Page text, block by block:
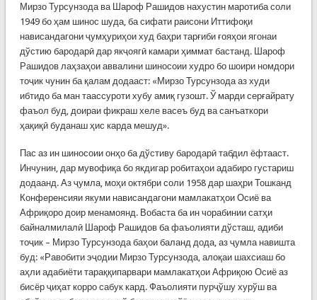
Мирзо Турсунзода ва Шароф Рашидов нахустин маротиба соли
1949 бо ҳам шинос шуда, ба сифати раисони Иттифоқи
нависандагони ҷумҳуриҳои худ баҳри тарғиби ғояҳои ягонаи
дўстию бародарӣ дар якҷоягӣ камари ҳиммат бастанд. Шароф
Рашидов лаҳзаҳои аввалини шиносоии худро бо шоири номдори
тоҷик чунин ба қалам додааст: «Мирзо Турсунзода аз худи
ибтидо ба ман таассуроти хубу амиқ гузошт. Ў марди серғайрату
фаъол буд, доираи фикраш хеле васеъ буд ва санъаткори
ҳақиқӣ буданаш ҳис карда мешуд».
Пас аз ин шиносоии онҳо ба дўстиву бародарӣ табдил ёфтааст.
Инчунин, дар мувофиқа бо якдигар робитаҳои адабиро густариш
додаанд. Аз ҷумла, моҳи октябри соли 1958 дар шаҳри Тошканд
Конференсияи якуми нависандагони мамлакатҳои Осиё ва
Африқоро доир менамоянд. Вобаста ба ин чорабинии сатҳи
байналмилалӣ Шароф Рашидов ба фаъолияти дўсташ, адиби
тоҷик – Мирзо Турсунзода баҳои баланд дода, аз ҷумла навишта
буд: «Равобити эҷодии Мирзо Турсунзода, алоқаи шахсиаш бо
аҳли адабиёти тараққипарвари мамлакатҳои Африқою Осиё аз
бисёр ҷиҳат корро сабук кард. Фаъолияти пурҷўшу хурўш ва